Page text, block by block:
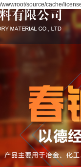
source/cache/